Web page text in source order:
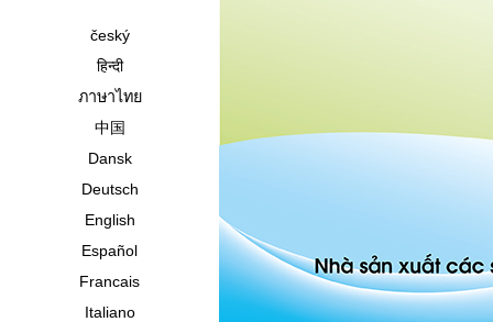
český
हिन्दी
ภาษาไทย
中国
Dansk
Deutsch
English
Español
Francais
Italiano